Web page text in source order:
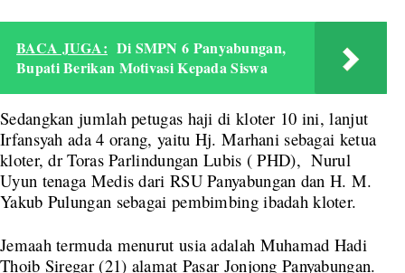
BACA JUGA: Di SMPN 6 Panyabungan,
Bupati Berikan Motivasi Kepada Siswa
Sedangkan jumlah petugas haji di kloter 10 ini, lanjut
Irfansyah ada 4 orang, yaitu Hj. Marhani sebagai ketua
kloter, dr Toras Parlindungan Lubis ( PHD), Nurul
Uyun tenaga Medis dari RSU Panyabungan dan H. M.
Yakub Pulungan sebagai pembimbing ibadah kloter.
Jemaah termuda menurut usia adalah Muhamad Hadi
Thoib Siregar (21) alamat Pasar Jonjong Panyabungan.